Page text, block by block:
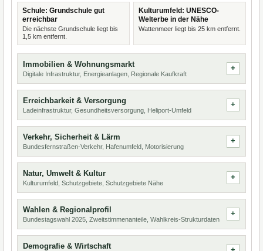
Schule: Grundschule gut
erreichbar
Die nächste Grundschule liegt bis
1,5 km entfernt.
Kulturumfeld: UNESCO-
Welterbe in der Nähe
Wattenmeer liegt bis 25 km entfernt.
Immobilien & Wohnungsmarkt
Digitale Infrastruktur, Energieanlagen, Regionale Kaufkraft
Erreichbarkeit & Versorgung
Ladeinfrastruktur, Gesundheitsversorgung, Heliport-Umfeld
Verkehr, Sicherheit & Lärm
Bundesfernstraßen-Verkehr, Hafenumfeld, Motorisierung
Natur, Umwelt & Kultur
Kulturumfeld, Schutzgebiete, Schutzgebiete Nähe
Wahlen & Regionalprofil
Bundestagswahl 2025, Zweitstimmenanteile, Wahlkreis-Strukturdaten
Demografie & Wirtschaft